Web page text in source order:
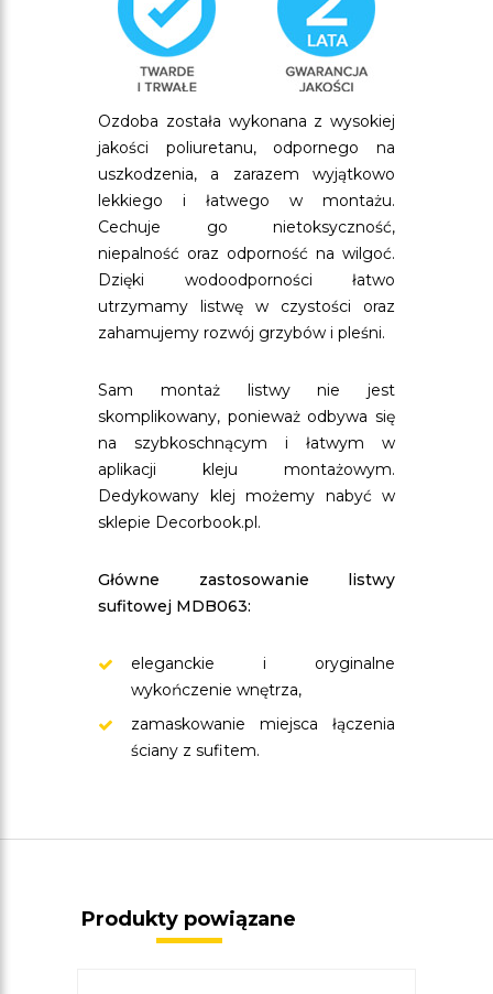
Ozdoba została wykonana z wysokiej
jakości poliuretanu, odpornego na
uszkodzenia, a zarazem wyjątkowo
lekkiego i łatwego w montażu.
Cechuje go nietoksyczność,
niepalność oraz odporność na wilgoć.
Dzięki wodoodporności łatwo
utrzymamy listwę w czystości oraz
zahamujemy rozwój grzybów i pleśni.
Sam montaż listwy nie jest
skomplikowany, ponieważ odbywa się
na szybkoschnącym i łatwym w
aplikacji kleju montażowym.
Dedykowany klej możemy nabyć w
sklepie Decorbook.pl.
Główne zastosowanie listwy
sufitowej MDB063:
eleganckie i oryginalne
wykończenie wnętrza,
zamaskowanie miejsca łączenia
ściany z sufitem.
Produkty powiązane